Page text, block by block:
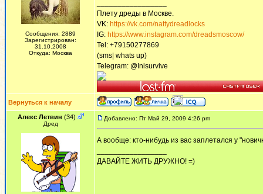
Сообщения: 2889
Зарегистрирован:
31.10.2008
Откуда: Москва
Плету дреды в Москве.
VK: https://vk.com/nattydreadlocks
IG: https://www.instagram.com/dreadsmoscow/
Tel: +79150277869
(sms| whats up)
Telegram: @Inisurvive
Вернуться к началу
Алекс Летвин (34)
Дред
Добавлено: Пт Май 29, 2009 4:26 pm
А вообще: кто-нибудь из вас заплетался у
ДАВАЙТЕ ЖИТЬ ДРУЖНО! =)